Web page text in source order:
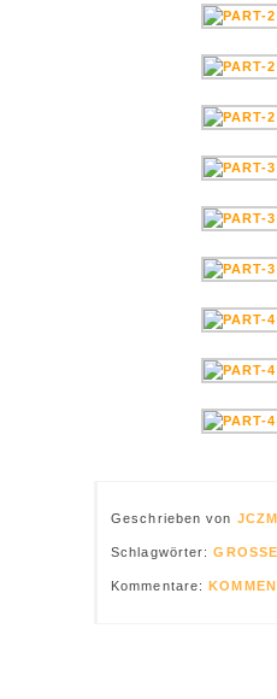
Geschrieben von
Schlagwörter:GROSSE
Kommentare: